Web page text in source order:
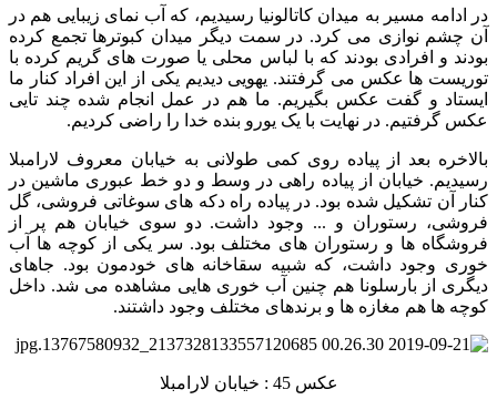
در ادامه مسیر به میدان کاتالونیا رسیدیم، که آب نمای زیبایی هم در
آن چشم نوازی می کرد. در سمت دیگر میدان کبوترها تجمع کرده
بودند و افرادی بودند که با لباس محلی یا صورت های گریم کرده با
توریست ها عکس می گرفتند. یهویی دیدیم یکی از این افراد کنار ما
ایستاد و گفت عکس بگیریم. ما هم در عمل انجام شده چند تایی
عکس گرفتیم. در نهایت با یک یورو بنده خدا را راضی کردیم.
بالاخره بعد از پیاده روی کمی طولانی به خیابان معروف لارامبلا
رسیدیم. خیابان از پیاده راهی در وسط و دو خط عبوری ماشین در
کنار آن تشکیل شده بود. در پیاده راه دکه های سوغاتی فروشی، گل
فروشی، رستوران و ... وجود داشت. دو سوی خیابان هم پر از
فروشگاه ها و رستوران های مختلف بود. سر یکی از کوچه ها آب
خوری وجود داشت، که شبیه سقاخانه های خودمون بود. جاهای
دیگری از بارسلونا هم چنین آب خوری هایی مشاهده می شد. داخل
کوچه ها هم مغازه ها و برندهای مختلف وجود داشتند.
عکس 45 : خیابان لارامبلا